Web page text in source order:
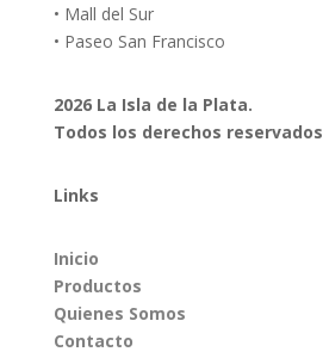
• Mall del Sur
• Paseo San Francisco
2026 La Isla de la Plata.
Todos los derechos reservados
Links
Inicio
Productos
Quienes Somos
Contacto